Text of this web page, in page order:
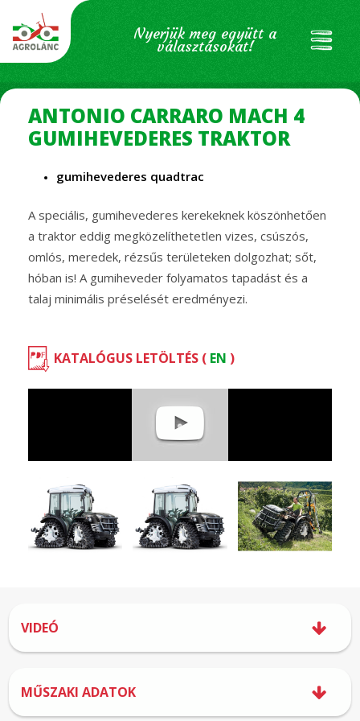
Nyerjük meg együtt a
választásokat!
ANTONIO CARRARO MACH 4
GUMIHEVEDERES TRAKTOR
gumihevederes quadtrac
A speciális, gumihevederes kerekeknek köszönhetően
a traktor eddig megközelíthetetlen vizes, csúszós,
omlós, meredek, rézsűs területeken dolgozhat; sőt,
hóban is! A gumiheveder folyamatos tapadást és a
talaj minimális préselését eredményezi.
KATALÓGUS LETÖLTÉS ( EN )
VIDEÓ
MŰSZAKI ADATOK